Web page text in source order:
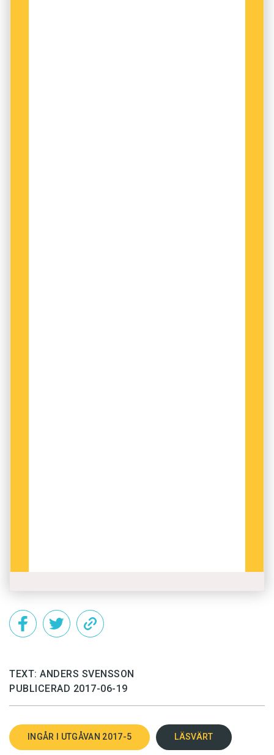
TEXT: ANDERS SVENSSON
PUBLICERAD 2017-06-19
INGÅR I UTGÅVAN 2017-5 LÄSVÄRT